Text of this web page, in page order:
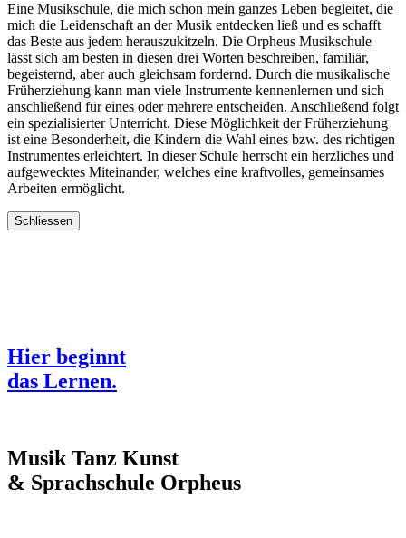
Eine Musikschule, die mich schon mein ganzes Leben begleitet, die
mich die Leidenschaft an der Musik entdecken ließ und es schafft
das Beste aus jedem herauszukitzeln. Die Orpheus Musikschule
lässt sich am besten in diesen drei Worten beschreiben, familiär,
begeisternd, aber auch gleichsam fordernd. Durch die musikalische
Früherziehung kann man viele Instrumente kennenlernen und sich
anschließend für eines oder mehrere entscheiden. Anschließend folgt
ein spezialisierter Unterricht. Diese Möglichkeit der Früherziehung
ist eine Besonderheit, die Kindern die Wahl eines bzw. des richtigen
Instrumentes erleichtert. In dieser Schule herrscht ein herzliches und
aufgewecktes Miteinander, welches eine kraftvolles, gemeinsames
Arbeiten ermöglicht.
Schliessen
Hier beginnt
das Lernen.
Musik Tanz Kunst
& Sprachschule Orpheus